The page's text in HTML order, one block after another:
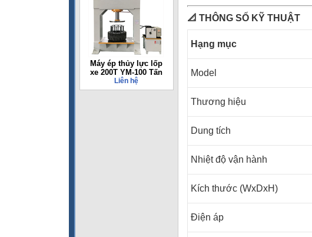
Máy ép thủy lực lốp
xe 200T YM-100 Tấn
Liên hệ
📐 THÔNG SỐ KỸ THUẬT
Hạng mục
Model
Thương hiệu
Dung tích
Nhiệt độ vận hành
Kích thước (WxDxH)
Điện áp